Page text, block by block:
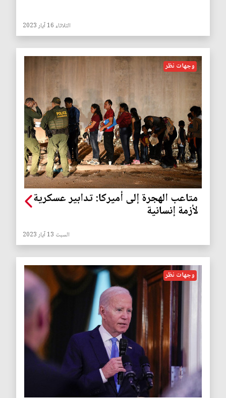
الثلاثاء 16 آيار 2023
وجهات نظر
متاعب الهجرة إلى أميركا: تدابير عسكرية
لأزمة إنسانية
السبت 13 آيار 2023
وجهات نظر